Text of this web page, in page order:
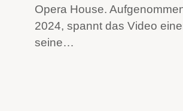
Opera House.
2024, spannt das Video
seine…